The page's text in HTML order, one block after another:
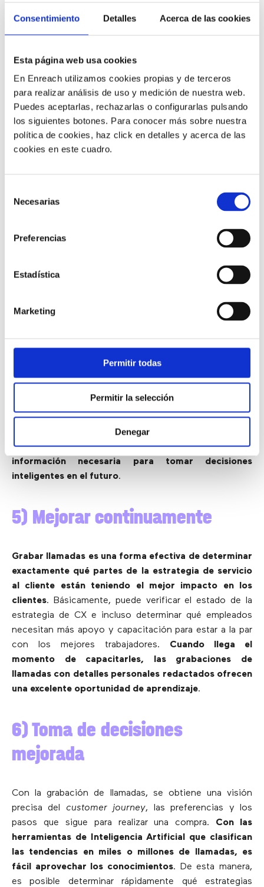
Consentimiento Detalles Acerca de las cookies
Esta página web usa cookies
En Enreach utilizamos cookies propias y de terceros
para realizar análisis de uso y medición de nuestra web.
Puedes aceptarlas, rechazarlas o configurarlas pulsando
los siguientes botones. Para conocer más sobre nuestra
política de cookies, haz click en detalles y acerca de las
cookies en este cuadro.
Necesarias
Preferencias
Estadística
Marketing
Permitir todas
Permitir la selección
Denegar
Las principales soluciones de grabación de llamadas se
integran con el CRM y otros sistemas de información.
información de los clientes para ofrecer experiencias
más personalizadas y relevantes, lo que permite
almacenar automáticamente la información de las
llamadas en el archivo del cliente correspondiente.
3) Superar posibles disputas
Incluso las mejores empresas pueden terminar
gestionando quejas.
Si un cliente dice que se hizo algo
grabación. Esta es una forma útil de protegerse contra
problemas que podrían conducir a una disputa legal.
Las llamadas grabadas permiten determinar
determinar el sentimiento tanto históricamente como
en tiempo real.Los sistemas de grabación de
llamadas pueden enviar alertas cuando la calidad de
la llamada comienza a verse afectada y brindar la
información necesaria para tomar decisiones
inteligentes en el futuro.
5) Mejorar continuamente
Grabar llamadas es una forma efectiva de determinar
exactamente qué partes de la estrategia de servicio
al cliente están teniendo el mejor impacto en los
clientes. Básicamente, puede verificar el estado de la
estrategia de CX e incluso determinar qué empleados
necesitan más apoyo y capacitación para estar a la par
con los mejores trabajadores. Cuando llega el
momento de capacitarles, las grabaciones de
llamadas con detalles personales redactados ofrecen
una excelente oportunidad de aprendizaje.
6) Toma de decisiones
mejorada
Con la grabación de llamadas, se obtiene una visión
precisa del customer journey, las preferencias y los
pasos que sigue para realizar una compra. Con las
herramientas de Inteligencia Artificial que clasifican
las tendencias en miles o millones de llamadas, es
fácil aprovechar los conocimientos. De esta manera,
es posible determinar rápidamente qué estrategias